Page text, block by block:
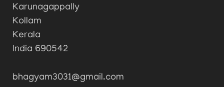
Karunagappally
Kollam
Kerala
India 690542
bhagyam3031@gmail.com